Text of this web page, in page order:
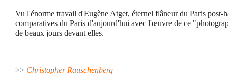
Vu l'énorme travail d'Eugène Atget, éternel flâneur du Paris post-
comparatives du Paris d'aujourd'hui avec l'œuvre de ce
de beaux jours devant elles.
>> Christopher Rauschenberg